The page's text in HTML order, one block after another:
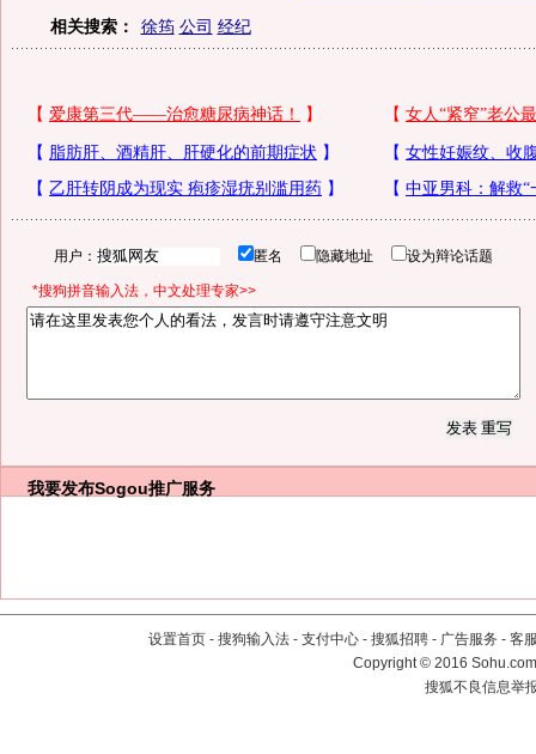
相关搜索： 徐筠 公司 经纪
用户： 匿名 隐藏地址 设为辩论话题
*搜狗拼音输入法，中文处理专家>>
我要发布Sogou推广服务
设置首页 - 搜狗输入法 - 支付中心 - 搜狐招聘 - 广告服务 - 客
Copyright©2016
搜狐不良信息举